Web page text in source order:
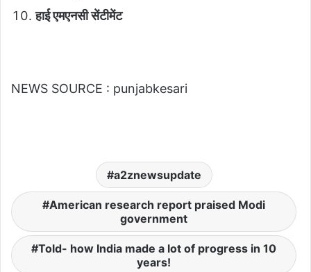
हाई एमएनसी सेंटीमेंट
NEWS SOURCE : punjabkesari
a2znewsupdate
American research report praised Modi
government
Told- how India made a lot of progress in 10
years!